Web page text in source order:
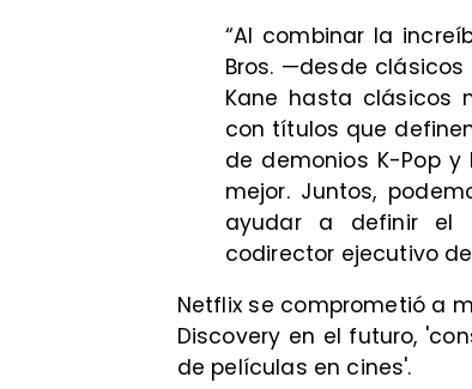
“Al combinar la
Bros. —desde
Kane hasta clásicos
con títulos que
de demonios K-Pop
mejor. Juntos,
ayudar a definir el
codirector ejecutivo
Netflix se comprometió a
Discovery en el futuro,
de películas en cines'.